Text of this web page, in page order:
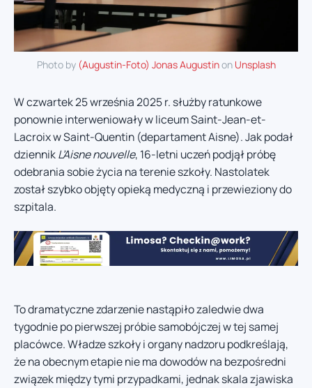
Photo by (Augustin-Foto) Jonas Augustinon Unsplash
W czwartek 25 września 2025 r. służby ratunkowe
ponownie interweniowały w liceum Saint-Jean-et-
Lacroix w Saint-Quentin (departament Aisne). Jak podał
dziennikL’Aisne nouvelle, 16-letni uczeń podjął próbę
odebrania sobie życia na terenie szkoły. Nastolatek
został szybko objęty opieką medyczną i przewieziony do
szpitala.
To dramatyczne zdarzenie nastąpiło zaledwie dwa
tygodnie po pierwszej próbie samobójczej w tej samej
placówce. Władze szkoły i organy nadzoru podkreślają,
że na obecnym etapie nie ma dowodów na bezpośredni
związek między tymi przypadkami, jednak skala zjawiska